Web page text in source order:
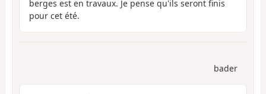
berges est en travaux. Je pense qu'ils seront finis
pour cet été.
bader